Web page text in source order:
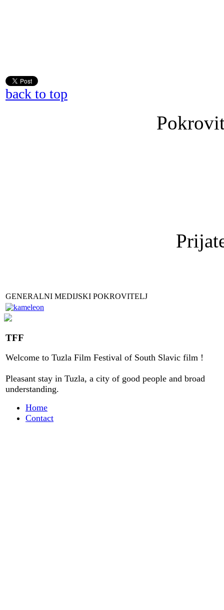
back to top
GENERALNI MEDIJSKI POKROVITELJ
TFF
Welcome to Tuzla Film Festival of South Slavic film !
Pleasant stay in Tuzla, a city of good people and broad
understanding.
Home
Contact